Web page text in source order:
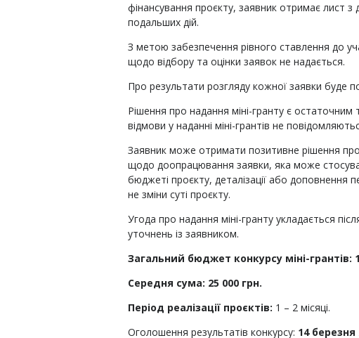
фінансування проєкту, заявник отримає лист з
подальших дій.
З метою забезпечення рівного ставлення до
щодо відбору та оцінки заявок не надається.
Про результати розгляду кожної заявки буде
Рішення про надання міні-гранту є
відмови у наданні міні-грантів не
Заявник може отримати позитивне рішення про
щодо доопрацювання заявки, яка може
бюджеті проєкту, деталізації або доповнення
не зміни суті проєкту.
Угода про надання міні-гранту укладається
уточнень із заявником.
Загальний бюджет конкурсу міні-грантів:
Середня сума: 25 000 грн.
Період реалізації проєктів: 1 – 2 місяці.
Оголошення результатів конкурсу: 14 березня